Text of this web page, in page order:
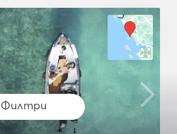
Филтри